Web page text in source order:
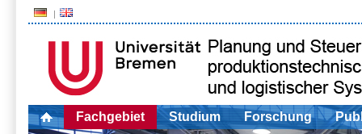
Fachgebiet Studium Forschung